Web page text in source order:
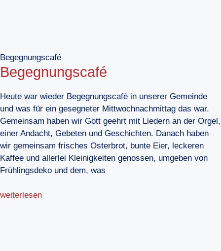
Begegnungscafé
Begegnungscafé
Heute war wieder Begegnungscafé in unserer Gemeinde
und was für ein gesegneter Mittwochnachmittag das war.
Gemeinsam haben wir Gott geehrt mit Liedern an der Orgel,
einer Andacht, Gebeten und Geschichten. Danach haben
wir gemeinsam frisches Osterbrot, bunte Eier, leckeren
Kaffee und allerlei Kleinigkeiten genossen, umgeben von
Frühlingsdeko und dem, was
weiterlesen